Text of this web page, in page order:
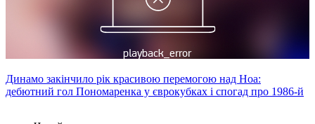
Динамо закінчило рік красивою перемогою над Ноа:
дебютний гол Пономаренка у єврокубках і спогад про 1986-й